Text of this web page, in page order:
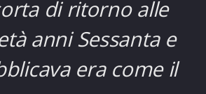
di ritorno alle
anni Sessanta e
era come il